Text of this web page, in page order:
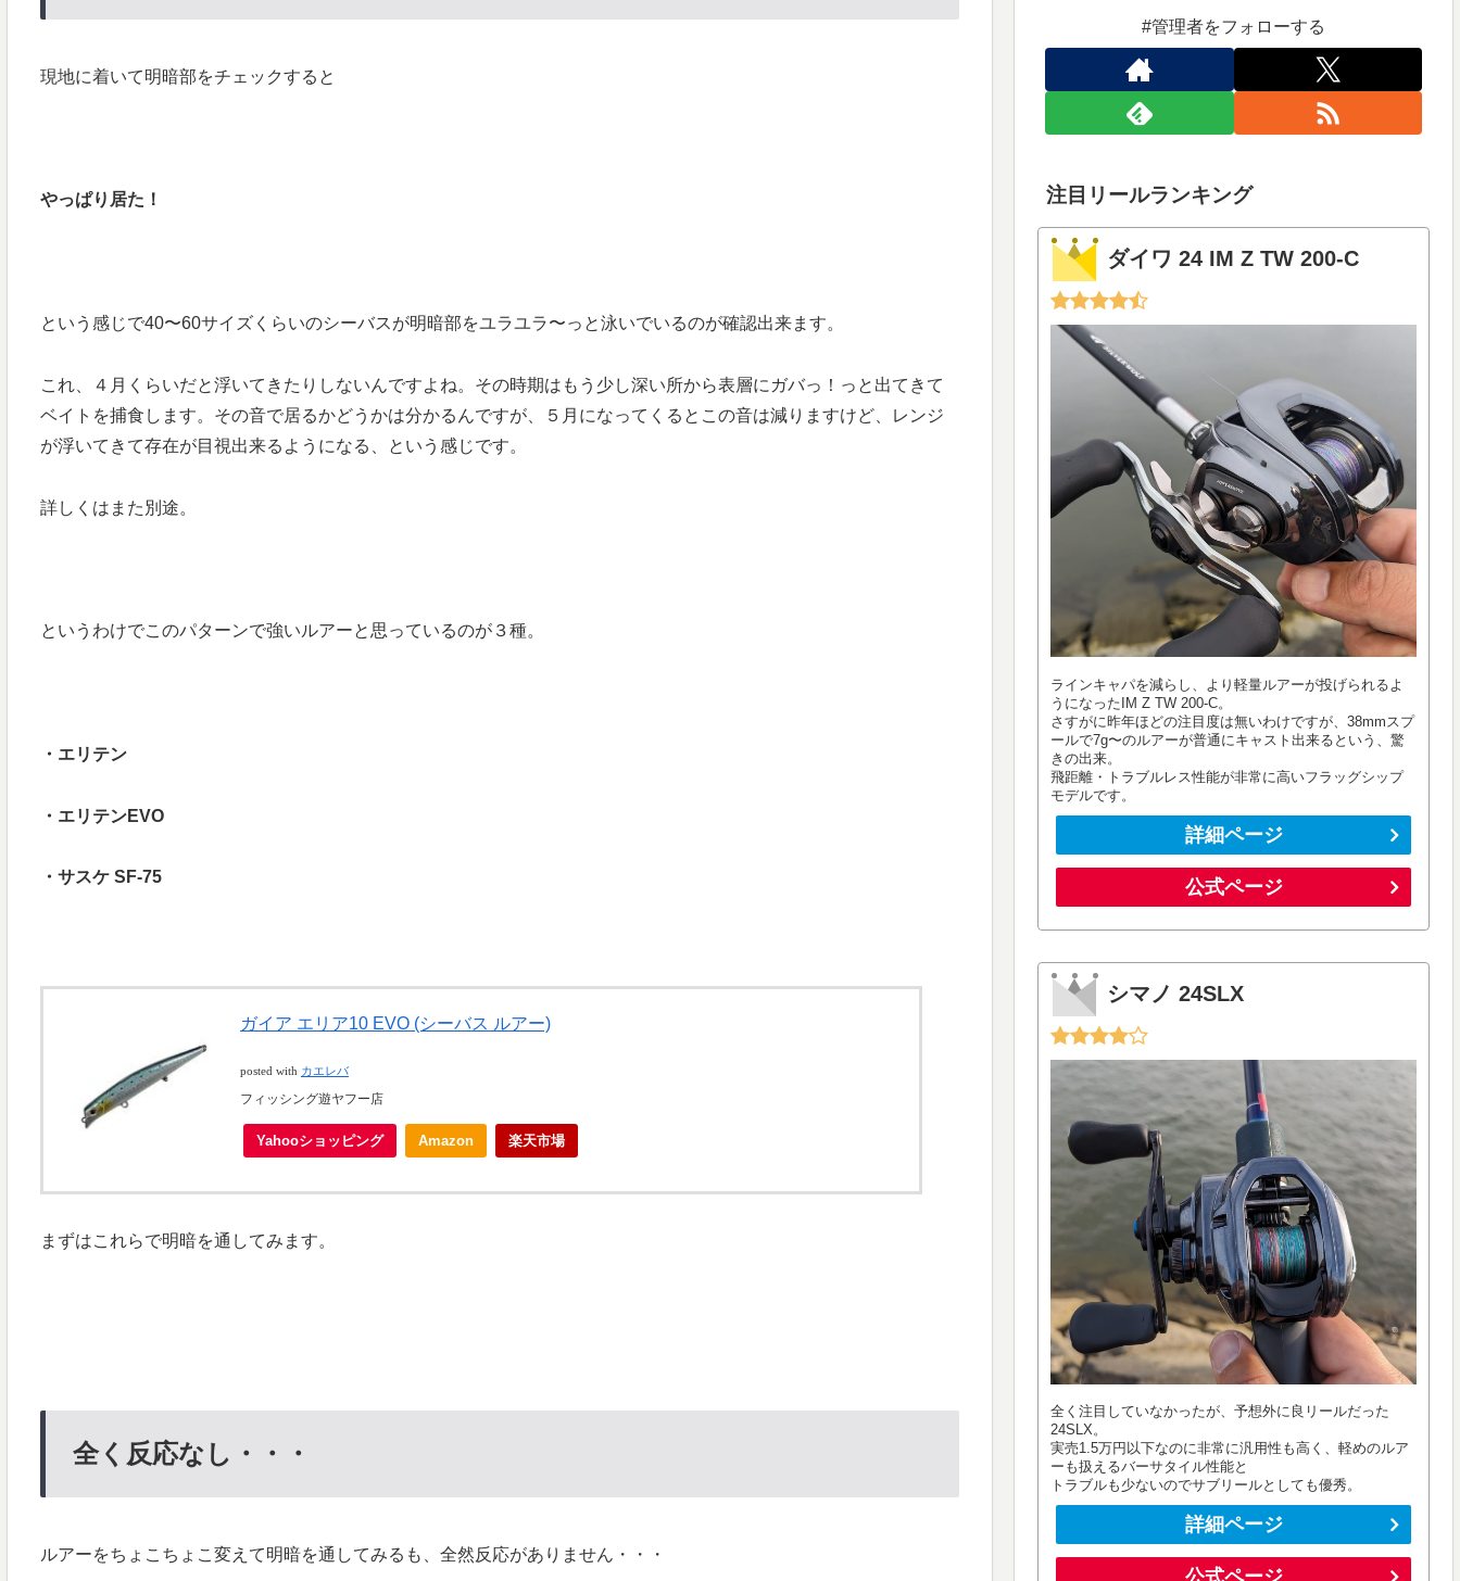
現地に着いて明暗部をチェックすると
やっぱり居た！
という感じで40〜60サイズくらいのシーバスが明暗部をユラユラ〜っと泳いでいるのが確認出来ます。
これ、４月くらいだと浮いてきたりしないんですよね。その時期はもう少し深い所から表層にガバっ！っと出てきて
ベイトを捕食します。その音で居るかどうかは分かるんですが、５月になってくるとこの音は減りますけど、レンジ
が浮いてきて存在が目視出来るようになる、という感じです。
詳しくはまた別途。
というわけでこのパターンで強いルアーと思っているのが３種。
・エリテン
・エリテンEVO
・サスケ SF-75
ガイア エリア10 EVO (シーバス ルアー)
posted with カエレバ
フィッシング遊ヤフー店
Yahooショッピング Amazon 楽天市場
まずはこれらで明暗を通してみます。
全く反応なし・・・
ルアーをちょこちょこ変えて明暗を通してみるも、全然反応がありません・・・
#管理者をフォローする
注目リールランキング
ダイワ 24 IM Z TW 200-C
ラインキャパを減らし、より軽量ルアーが投げられるよ
うになったIM Z TW 200-C。
さすがに昨年ほどの注目度は無いわけですが、38mmスプ
ールで7g〜のルアーが普通にキャスト出来るという、驚
きの出来。
飛距離・トラブルレス性能が非常に高いフラッグシップ
モデルです。
詳細ページ
公式ページ
シマノ 24SLX
全く注目していなかったが、予想外に良リールだった
24SLX。
実売1.5万円以下なのに非常に汎用性も高く、軽めのルア
ーも扱えるバーサタイル性能と
トラブルも少ないのでサブリールとしても優秀。
詳細ページ